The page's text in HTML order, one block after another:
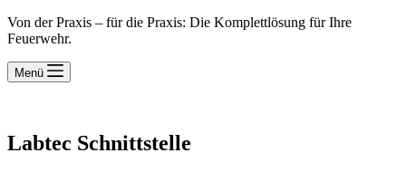
Von der Praxis – für die Praxis: Die Komplettlösung für Ihre
Feuerwehr.
Menü
Labtec Schnittstelle